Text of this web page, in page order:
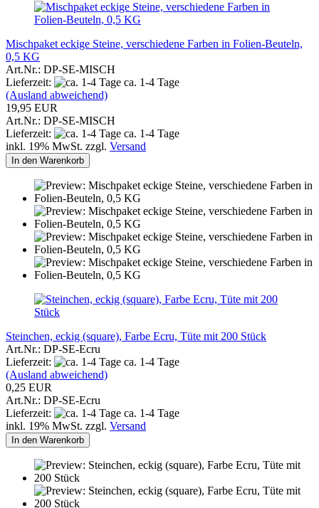
Mischpaket eckige Steine, verschiedene Farben in Folien-Beuteln,
0,5 KG
Art.Nr.: DP-SE-MISCH
Lieferzeit:
ca. 1-4 Tage
(Ausland abweichend)
19,95 EUR
Art.Nr.: DP-SE-MISCH
Lieferzeit:
ca. 1-4 Tage
inkl. 19% MwSt. zzgl. Versand
In den Warenkorb
Steinchen, eckig (square), Farbe Ecru, Tüte mit 200 Stück
Art.Nr.: DP-SE-Ecru
Lieferzeit:
ca. 1-4 Tage
(Ausland abweichend)
0,25 EUR
Art.Nr.: DP-SE-Ecru
Lieferzeit:
ca. 1-4 Tage
inkl. 19% MwSt. zzgl. Versand
In den Warenkorb